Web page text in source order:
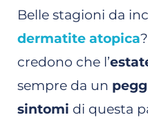
Belle stagioni da
dermatite atopica
credono che l’
sempre da un
sintomi di questa